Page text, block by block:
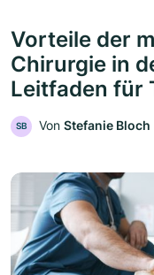
Vorteile der
Chirurgie in
Leitfaden für
SB Von Stefanie Bloch